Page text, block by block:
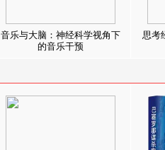
音乐与大脑：神经科学视角下
的音乐干预
思考